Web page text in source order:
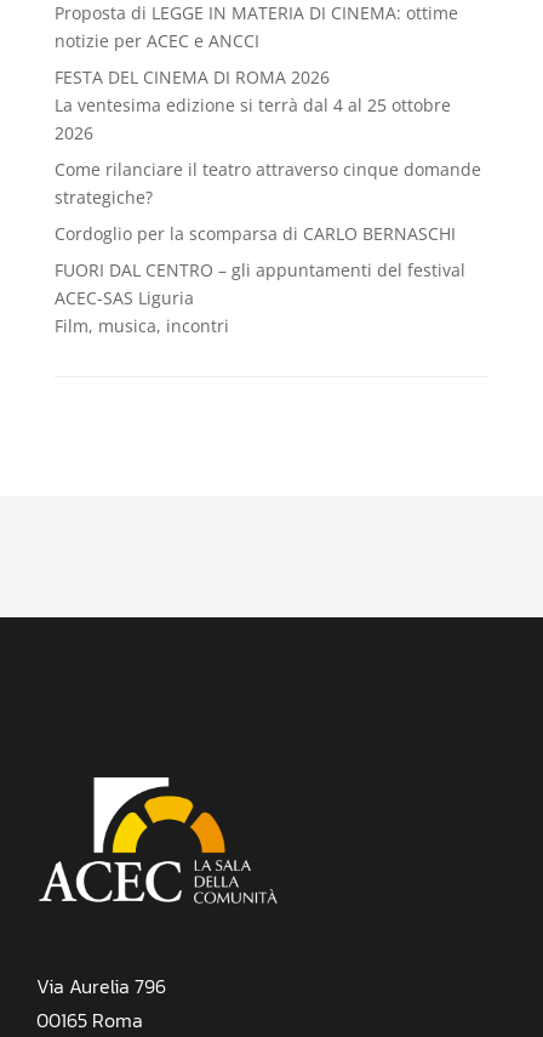
Proposta di LEGGE IN MATERIA DI CINEMA: ottime
notizie per ACEC e ANCCI
FESTA DEL CINEMA DI ROMA 2026
La ventesima edizione si terrà dal 4 al 25 ottobre
2026
Come rilanciare il teatro attraverso cinque domande
strategiche?
Cordoglio per la scomparsa di CARLO BERNASCHI
FUORI DAL CENTRO – gli appuntamenti del festival
ACEC-SAS Liguria
Film, musica, incontri
Via Aurelia 796
00165 Roma